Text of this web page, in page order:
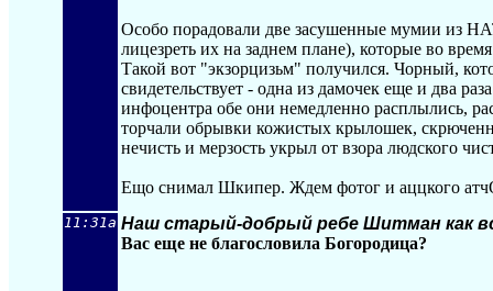
Особо порадовали две засушенные мумии из
лицезреть их на заднем плане), которые во
Такой вот "экзорцизьм" получился. Чорный,
свидетельствует - одна из дамочек еще и два
инфоцентра обе они немедленно расплылись,
торчали обрывки кожистых крылошек,
нечисть и мерзость укрыл от взора людского
Ещо снимал Шкипер. Ждем фотог и аццкого
11:31a Наш старый-добрый ребе Шитман как
Вас еще не благословила Богородица?